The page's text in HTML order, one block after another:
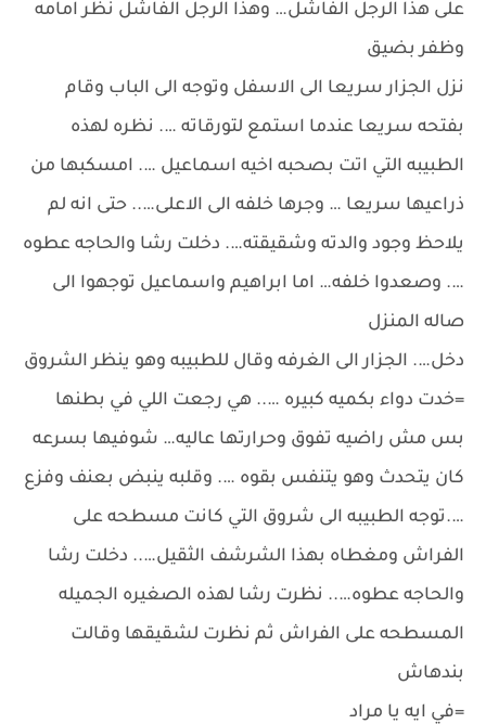
على هذا الرجل الفاشل… وهذا الرجل الفاشل نظر امامه
وظفر بضيق
نزل الجزار سريعا الى الاسفل وتوجه الى الباب وقام
بفتحه سريعا عندما استمع لتورقاته …. نظره لهذه
الطبيبه التي اتت بصحبه اخيه اسماعيل …. امسكبها من
ذراعيها سريعا … وجرها خلفه الى الاعلى….. حتى انه لم
يلاحظ وجود والدته وشقيقته…. دخلت رشا والحاجه عطوه
…. وصعدوا خلفه… اما ابراهيم واسماعيل توجهوا الى
صاله المنزل
دخل…. الجزار الى الغرفه وقال للطبيبه وهو ينظر الشروق
=خدت دواء بكميه كبيره ….. هي رجعت اللي في بطنها
بس مش راضيه تفوق وحرارتها عاليه… شوفيها بسرعه
كان يتحدث وهو يتنفس بقوه …. وقلبه ينبض بعنف وفزع
….توجه الطبيبه الى شروق التي كانت مسطحه على
الفراش ومغطاه بهذا الشرشف الثقيل….. دخلت رشا
والحاجه عطوه….. نظرت رشا لهذه الصغيره الجميله
المسطحه على الفراش ثم نظرت لشقيقها وقالت
بندهاش
=في ايه يا مراد